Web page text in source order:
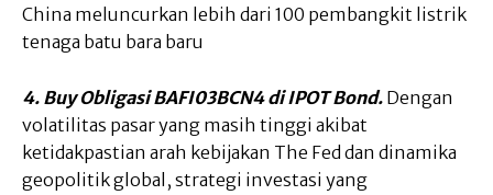
China meluncurkan lebih dari 100 pembangkit listrik
tenaga batu bara baru
4. Buy Obligasi BAFI03BCN4 di IPOT Bond. Dengan
volatilitas pasar yang masih tinggi akibat
ketidakpastian arah kebijakan The Fed dan dinamika
geopolitik global, strategi investasi yang